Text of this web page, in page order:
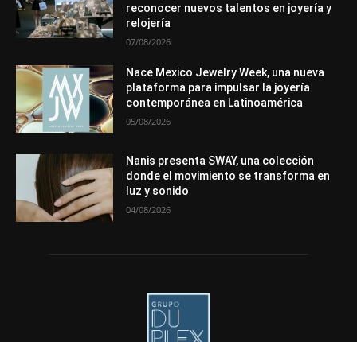
Más
reconocer nuevos talentos en joyería y
relojería
07/08/2026
Nace Mexico Jewelry Week, una nueva
plataforma para impulsar la joyería
contemporánea en Latinoamérica
05/08/2026
Nanis presenta SWAY, una colección
donde el movimiento se transforma en
luz y sonido
04/08/2026